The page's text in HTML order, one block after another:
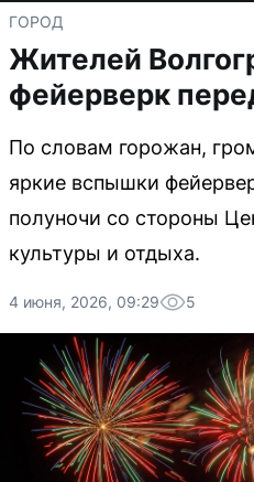
ГОРОД
Жителей
фейерверк
По словам горожан,
яркие вспышки
полуночи со стороны
культуры и отдыха.
4 июня, 2026, 09:29 5